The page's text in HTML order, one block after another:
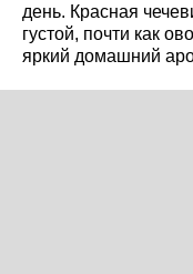
день. Красная
густой, почти как
яркий домашний